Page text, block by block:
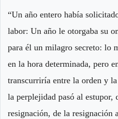
“Un año entero había
labor: Un año le otorgaba su
para él un milagro secreto: lo
en la hora determinada, pero
transcurriría entre la orden y
la perplejidad pasó al estupor,
resignación, de la resignación